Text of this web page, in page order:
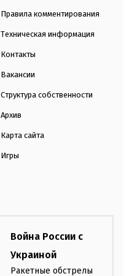
Правила комментирования
Техническая информация
Контакты
Вакансии
Структура собственности
Архив
Карта сайта
Игры
Война России с
Украиной
Ракетные обстрелы